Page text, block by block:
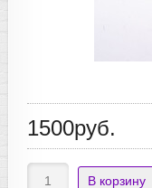
1500руб.